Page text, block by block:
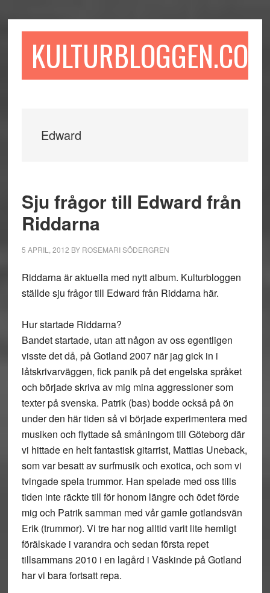
till
till
sidofältet
till
KULTURBLOGGEN.COM
Edward
Sju frågor till Edward från
Riddarna
5 APRIL, 2012 BY ROSEMARI SÖDERGREN
Riddarna är aktuella med nytt album. Kulturbloggen
ställde sju frågor till Edward från Riddarna här.
Hur startade Riddarna?
Bandet startade, utan att någon av oss egentligen
visste det då, på Gotland 2007 när jag gick in i
låtskrivarväggen, fick panik på det engelska språket
och började skriva av mig mina aggressioner som
texter på svenska. Patrik (bas) bodde också på ön
under den här tiden så vi började experimentera med
musiken och flyttade så småningom till Göteborg där
vi hittade en helt fantastisk gitarrist, Mattias Uneback,
som var besatt av surfmusik och exotica, och som vi
tvingade spela trummor. Han spelade med oss tills
tiden inte räckte till för honom längre och ödet förde
mig och Patrik samman med vår gamle gotlandsvän
Erik (trummor). Vi tre har nog alltid varit lite hemligt
förälskade i varandra och sedan första repet
tillsammans 2010 i en lagård i Väskinde på Gotland
har vi bara fortsatt repa.